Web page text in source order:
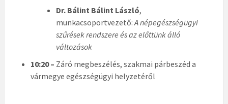
Dr. Bálint Bálint László,
munkacsoportvezető:A népegészségügyi
szűrések rendszere és az előttünk álló
változások
10:20 – Záró megbeszélés, szakmai párbeszéd a
vármegye egészségügyi helyzetéről